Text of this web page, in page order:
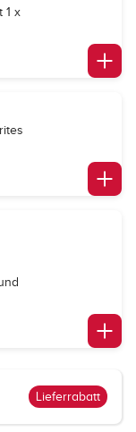
1 x
Lieferrabatt